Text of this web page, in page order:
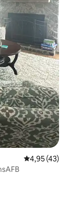
Średnia
4,95 (43)